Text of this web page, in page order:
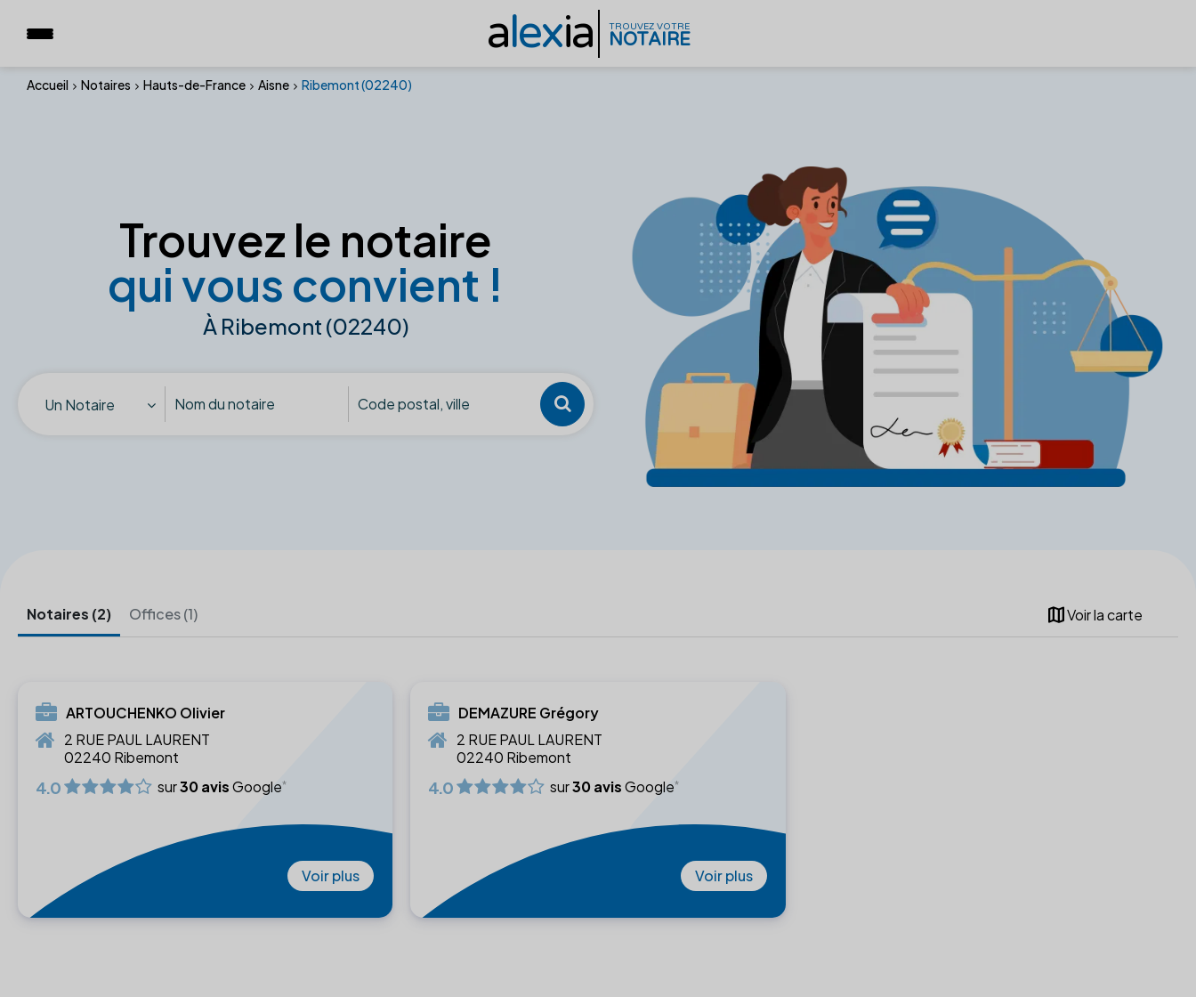
alexia TROUVEZ VOTRE
NOTAIRE
Accueil Notaires Hauts-de-France Aisne Ribemont (02240)
Trouvez le notaire
qui vous convient !
À Ribemont (02240)
Un Notaire
mapVoir la carte
Notaires (2) Offices (1)
ARTOUCHENKO Olivier
2 RUE PAUL LAURENT
02240 Ribemont
4.0 sur30 avisGoogle
Voir plus
DEMAZURE Grégory
2 RUE PAUL LAURENT
02240 Ribemont
4.0 sur30 avisGoogle
Voir plus